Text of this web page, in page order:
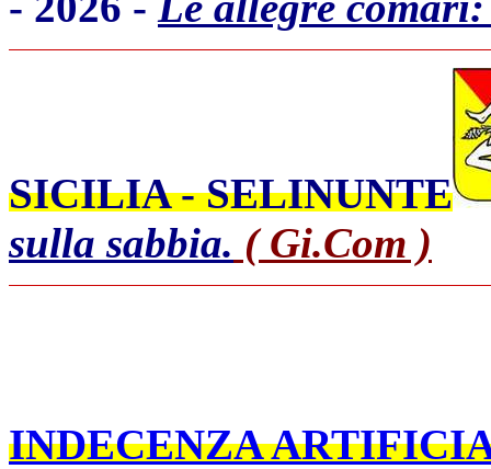
SICILIA - SELINUNTE
sulla sabbia. ( Gi.Com )
INDECENZA